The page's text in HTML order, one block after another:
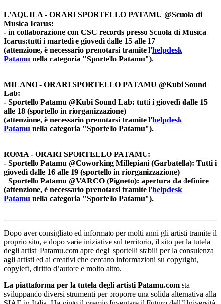
L'AQUILA - ORARI SPORTELLO PATAMU @Scuola di
Musica Icarus:
- in collaborazione con CSC records presso Scuola di Musica
Icarus:tutti i martedì e giovedì dalle 15 alle 17
(attenzione, è necessario prenotarsi tramite l'helpdesk
Patamu nella categoria "Sportello Patamu").
MILANO - ORARI SPORTELLO PATAMU @Kubi Sound
Lab:
- Sportello Patamu @Kubi Sound Lab: tutti i giovedì dalle 15
alle 18 (sportello in riorganizzazione)
(attenzione, è necessario prenotarsi tramite l'helpdesk
Patamu nella categoria "Sportello Patamu").
ROMA - ORARI SPORTELLO PATAMU:
- Sportello Patamu @Coworking Millepiani (Garbatella): Tutti i
giovedì dalle 16 alle 19 (sportello in riorganizzazione)
- Sportello Patamu @VARCO (Pigneto): apertura da definire
(attenzione, è necessario prenotarsi tramite l'helpdesk
Patamu nella categoria "Sportello Patamu").
Dopo aver consigliato ed informato per molti anni gli artisti tramite il
proprio sito, e dopo varie iniziative sul territorio, il sito per la tutela
degli artisti Patamu.com apre degli sportelli stabili per la consulenza
agli artisti ed ai creativi che cercano informazioni su copyright,
copyleft, diritto d’autore e molto altro.
La piattaforma per la tutela degli artisti Patamu.com sta
sviluppando diversi strumenti per proporre una solida alternativa alla